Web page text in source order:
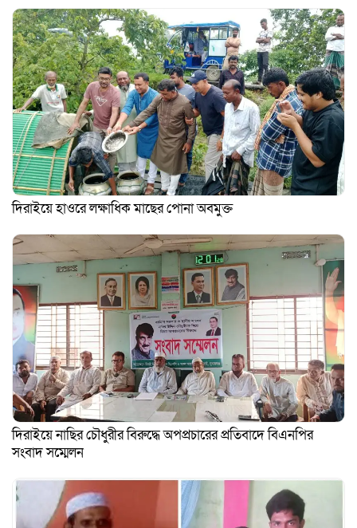
দিরাইয়ে হাওরে লক্ষাধিক মাছের পোনা অবমুক্ত
দিরাইয়ে নাছির চৌধুরীর বিরুদ্ধে অপপ্রচারের প্রতিবাদে বিএনপির
সংবাদ সম্মেলন